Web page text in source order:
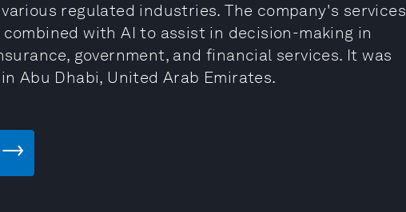
regulated industries. The company's services
with AI to assist in decision-making in
government, and financial services. It was
Abu Dhabi, United Arab Emirates.